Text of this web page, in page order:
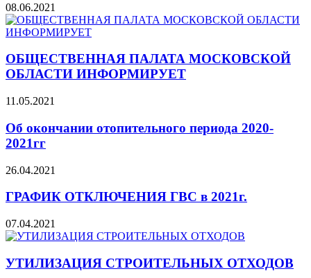
08.06.2021
ОБЩЕСТВЕННАЯ ПАЛАТА МОСКОВСКОЙ
ОБЛАСТИ ИНФОРМИРУЕТ
11.05.2021
Об окончании отопительного периода 2020-
2021гг
26.04.2021
ГРАФИК ОТКЛЮЧЕНИЯ ГВС в 2021г.
07.04.2021
УТИЛИЗАЦИЯ СТРОИТЕЛЬНЫХ ОТХОДОВ